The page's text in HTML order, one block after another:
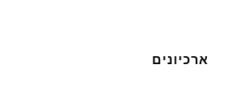
ארכיונים